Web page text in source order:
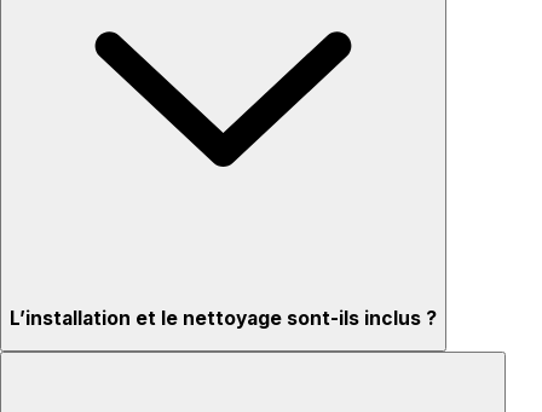
L’installation et le nettoyage sont-ils inclus ?